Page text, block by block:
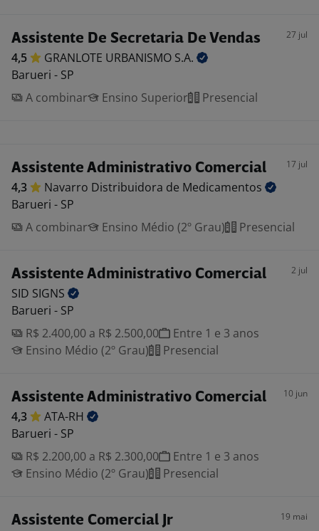
Assistente De Secretaria De Vendas 27 jul
4,5 GRANLOTE URBANISMO S.A.
Barueri - SP
A combinar
Ensino Superior Presencial
Assistente Administrativo Comercial 17 jul
4,3 Navarro Distribuidora de Medicamentos
Barueri - SP
A combinar
Ensino Médio (2º Grau) Presencial
Assistente Administrativo Comercial 2 jul
SID SIGNS
Barueri - SP
R$ 2.400,00 a R$ 2.500,00
Entre 1 e 3 anos
Ensino Médio (2º Grau)
Presencial
Assistente Administrativo Comercial 10 jun
4,3
ATA-RH
Barueri - SP
R$ 2.200,00 a R$ 2.300,00
Entre 1 e 3 anos
Ensino Médio (2º Grau)
Presencial
Assistente Comercial Jr 19 mai